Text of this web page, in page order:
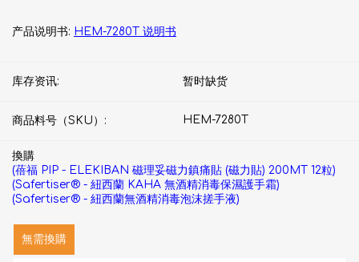
产品说明书: HEM-7280T 说明书
库存资讯: 暂时缺货
商品料号（SKU）: HEM-7280T
換購
(蓓福 PIP - ELEKIBAN 磁理妥磁力鎮痛貼 (磁力貼) 200MT 12粒)
(Safertiser® - 紐西蘭 KAHA 無酒精消毒保濕護手霜)
(Safertiser® - 紐西蘭無酒精消毒泡沫搓手液)
無需換購